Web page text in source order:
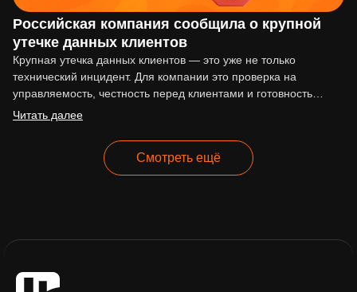
Российская компания сообщила о крупной
утечке данных клиентов
Крупная утечка данных клиентов — это уже не только
технический инцидент. Для компании это проверка на
управляемость, честность перед клиентами и готовность
действовать по…
Читать далее
Смотреть ещё